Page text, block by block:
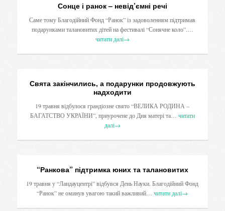
Сонце і ранок – невід’ємні речі
Саме тому Благодійний Фонд “Ранок” із задоволенням підтримав
подарунками талановитих дітей на фестивалі “Сонячне коло”.…
читати далі→
Свята закінчились, а подарунки продовжують
надходити
19 травня відбулося грандіозне свято “ВЕЛИКА РОДИНА –
БАГАТСТВО УКРАЇНИ”, приурочене до Дня матері та… читати
далі→
“Ранкова” підтримка юних та талановитих
19 травня у “Ландауцентрі” відбувся День Науки. Благодійний Фонд
“Ранок” не оминув увагою такий важливий… читати далі→